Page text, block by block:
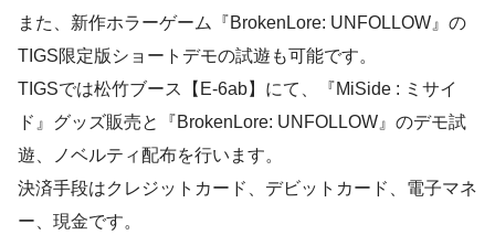
また、新作ホラーゲーム『BrokenLore: UNFOLLOW』の
TIGS限定版ショートデモの試遊も可能です。
TIGSでは松竹ブース【E-6ab】にて、『MiSide : ミサイ
ド』グッズ販売と『BrokenLore: UNFOLLOW』のデモ試
遊、ノベルティ配布を行います。
決済手段はクレジットカード、デビットカード、電子マネ
ー、現金です。